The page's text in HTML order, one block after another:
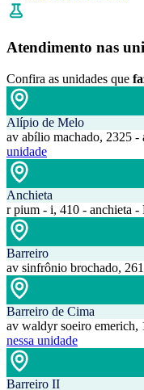
Atendimento nas
Confira as unidades que
Alípio de Melo
av abílio machado, 2325
unidade
Anchieta
r pium - i, 410 - anchieta -
Barreiro
av sinfrônio brochado,
Barreiro de Cima
av waldyr soeiro emerich,
nessa unidade
Barreiro II